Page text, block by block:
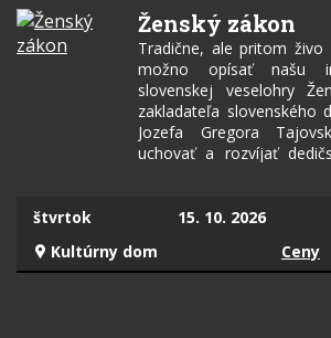
do Turčianskych Teplíc.
s Vami! Ďalšie informácie
stránke pavollatak.sk
Ženský zákon
Tradične, ale pritom
možno opísať našu
slovenskej veselohry
zakladateľa slovenského
Jozefa Gregora
uchovať a rozvíjať
„Toto JE divadlo!“ Tu a
ponúkame láskavý
akciu i spomienku ako
niečom je stále aj dnes…
štvrtok 15. 10. 2026
Kultúrny dom
Ceny